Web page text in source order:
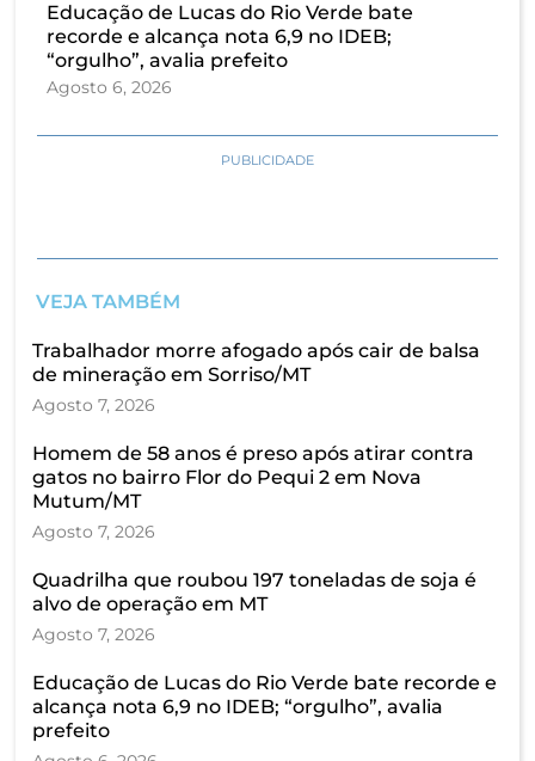
Educação de Lucas do Rio Verde bate
recorde e alcança nota 6,9 no IDEB;
“orgulho”, avalia prefeito
Agosto 6, 2026
PUBLICIDADE
VEJA TAMBÉM
Trabalhador morre afogado após cair de balsa
de mineração em Sorriso/MT
Agosto 7, 2026
Homem de 58 anos é preso após atirar contra
gatos no bairro Flor do Pequi 2 em Nova
Mutum/MT
Agosto 7, 2026
Quadrilha que roubou 197 toneladas de soja é
alvo de operação em MT
Agosto 7, 2026
Educação de Lucas do Rio Verde bate recorde e
alcança nota 6,9 no IDEB; “orgulho”, avalia
prefeito